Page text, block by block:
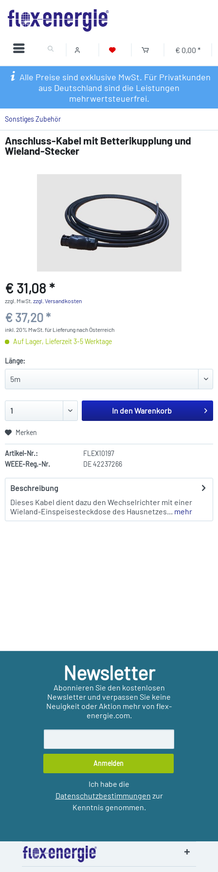
€ 0,00 *
Alle Preise sind exklusive MwSt. Für Privatkunden
aus Deutschland sind die Leistungen
mehrwertsteuerfrei.
Sonstiges Zubehör
Anschluss-Kabel mit Betterikupplung und
Wieland-Stecker
€ 31,08 *
zzgl. MwSt. zzgl. Versandkosten
€ 37,20 *
inkl. 20% MwSt. für Lieferung nach Österreich
Auf Lager, Lieferzeit 3-5 Werktage
Länge:
In den Warenkorb
Merken
Artikel-Nr.:
FLEX10197
WEEE-Reg.-Nr.
DE 42237266
Beschreibung
Dieses Kabel dient dazu den Wechselrichter mit einer
Wieland-Einspeisesteckdose des Hausnetzes... mehr
Newsletter
Abonnieren Sie den kostenlosen
Newsletter und verpassen Sie keine
Neuigkeit oder Aktion mehr von flex-
energie.com.
Anmelden
Ich habe die
Datenschutzbestimmungen zur
Kenntnis genommen.